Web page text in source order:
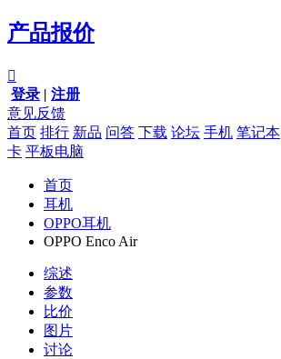
产品报价

登录 | 注册
意见反馈
首页 排行 新品 问答 下载 论坛 手机 笔记本
卡 平板电脑
首页
耳机
OPPO耳机
OPPO Enco Air
综述
参数
比价
图片
讨论